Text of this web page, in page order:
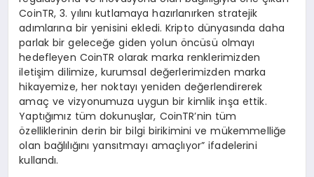
CoinTR, 3. yılını kutlamaya hazırlanırken stratejik
adımlarına bir yenisini ekledi. Kripto dünyasında daha
parlak bir geleceğe giden yolun öncüsü olmayı
hedefleyen CoinTR olarak marka renklerimizden
iletişim dilimize, kurumsal değerlerimizden marka
hikayemize, her noktayı yeniden değerlendirerek
amaç ve vizyonumuza uygun bir kimlik inşa ettik.
Yaptığımız tüm dokunuşlar, CoinTR’nin tüm
özelliklerinin derin bir bilgi birikimini ve mükemmelliğe
olan bağlılığını yansıtmayı amaçlıyor” ifadelerini
kullandı.